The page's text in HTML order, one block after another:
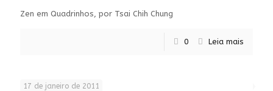
Zen em Quadrinhos, por Tsai Chih Chung
0 Leia mais
17 de janeiro de 2011